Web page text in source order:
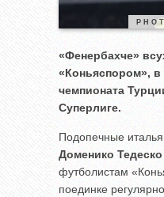
«Фенербахче»
«Коньяспором», в
чемпионата
Суперлиге.
Подопечные
Доменико Тедеско
футболистам
поединке